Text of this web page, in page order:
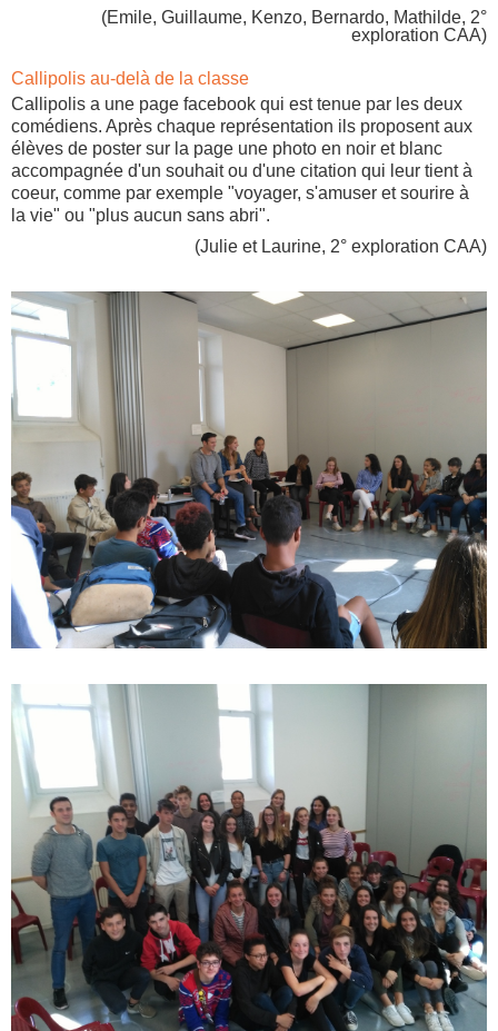
(Emile, Guillaume, Kenzo, Bernardo, Mathilde, 2°
exploration CAA)
Callipolis au-delà de la classe
Callipolis a une page facebook qui est tenue par les deux
comédiens. Après chaque représentation ils proposent aux
élèves de poster sur la page une photo en noir et blanc
accompagnée d'un souhait ou d'une citation qui leur tient à
coeur, comme par exemple "voyager, s'amuser et sourire à
la vie" ou "plus aucun sans abri".
(Julie et Laurine, 2° exploration CAA)